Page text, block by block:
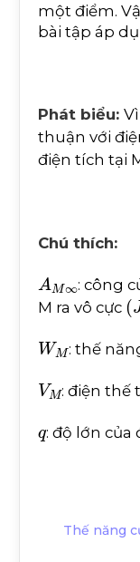
một điểm.
bài tập áp
Phát biểu:
thuận với
điện tích tại
Chú thích:
A : công
M ra vô cực (J
W
: thế
VM : điện thế
: độ lớn của
Thế năng